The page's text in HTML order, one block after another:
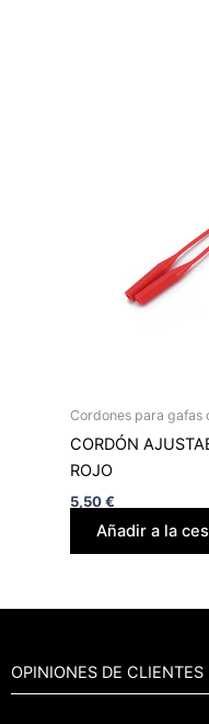
Cordones para gafas
CORDÓN
ROJO
5,50€
Añadir a la
OPINIONES DE CLIENTES